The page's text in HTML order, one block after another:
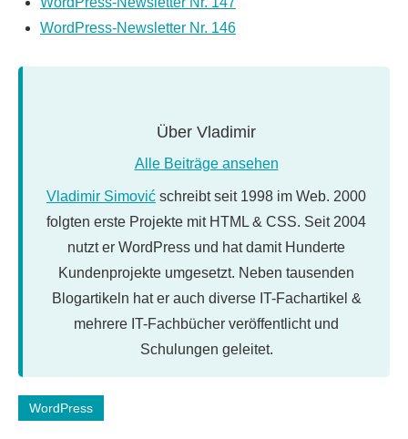
WordPress-Newsletter Nr. 146
Über Vladimir
Alle Beiträge ansehen
Vladimir Simović schreibt seit 1998 im Web. 2000
folgten erste Projekte mit HTML & CSS. Seit 2004
nutzt er WordPress und hat damit Hunderte
Kundenprojekte umgesetzt. Neben tausenden
Blogartikeln hat er auch diverse IT-Fachartikel &
mehrere IT-Fachbücher veröffentlicht und
Schulungen geleitet.
Schlagwörter:
WordPress